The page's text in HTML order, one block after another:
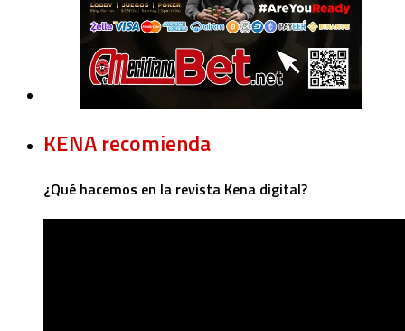
KENA recomienda
¿Qué hacemos en la revista Kena digital?